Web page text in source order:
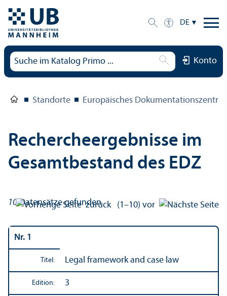
DE
Konto
Standorte Europäisches
Rechercheergebnisse im
Gesamtbestand des EDZ
10Datensätze gefunden
zurück (1–10) vor
Nr. 1
Titel: Legal framework and case law
Edition: 3